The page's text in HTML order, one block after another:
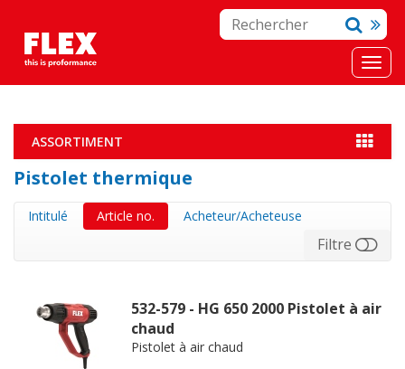
ASSORTIMENT
Pistolet thermique
Intitulé Article no. Acheteur/Acheteuse
Filtre
532-579 - HG 650 2000 Pistolet à air
chaud
Pistolet à air chaud